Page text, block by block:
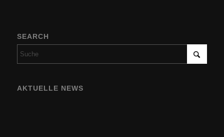
SEARCH
AKTUELLE NEWS